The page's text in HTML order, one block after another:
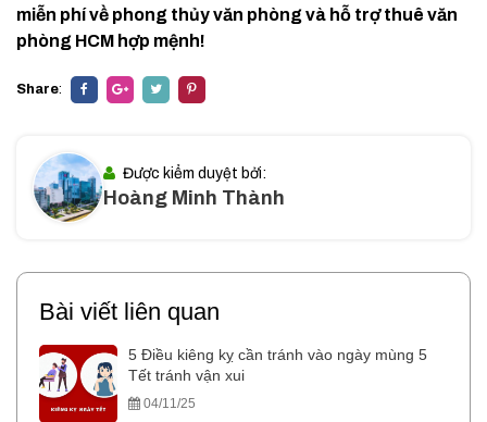
miễn phí về phong thủy văn phòng và hỗ trợ thuê văn
phòng HCM hợp mệnh!
Share:
Được kiểm duyệt bởi:
Hoàng Minh Thành
Bài viết liên quan
5 Điều kiêng kỵ cần tránh vào ngày mùng 5
Tết tránh vận xui
04/11/25